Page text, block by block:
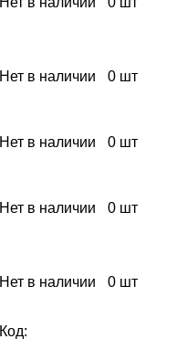
Нет в наличии 0 шт
Нет в наличии 0 шт
Нет в наличии 0 шт
Нет в наличии 0 шт
Код: